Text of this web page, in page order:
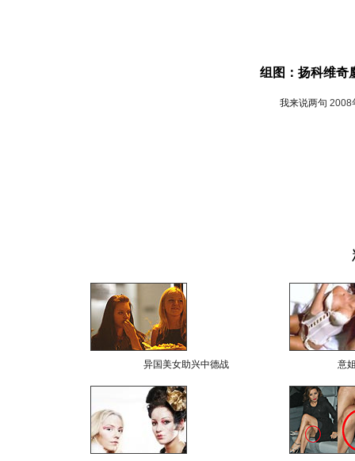
组图：扬科维奇
我来说两句 2008
异国美女助兴中德战 意